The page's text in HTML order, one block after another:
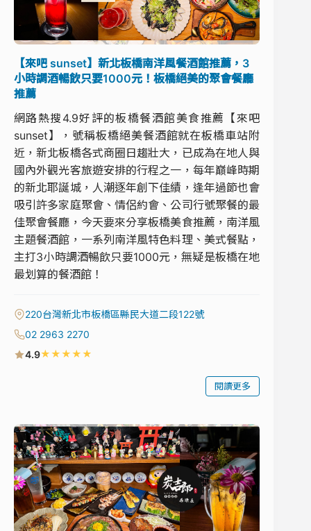
【來吧 sunset】新北板橋南洋風餐酒館推薦，3
小時調酒暢飲只要1000元！板橋絕美的聚會餐廳
推薦
網路熱搜4.9好評的板橋餐酒館美食推薦【來吧
sunset】，號稱板橋絕美餐酒館就在板橋車站附
近，新北板橋各式商圈日趨壯大，已成為在地人與
國內外觀光客旅遊安排的行程之一，每年巔峰時期
的新北耶誕城，人潮逐年創下佳績，逢年過節也會
吸引許多家庭聚會、情侶約會、公司行號聚餐的最
佳聚會餐廳，今天要來分享板橋美食推薦，南洋風
主題餐酒館，一系列南洋風特色料理、美式餐點，
主打3小時調酒暢飲只要1000元，無疑是板橋在地
最划算的餐酒館！
220台灣新北市板橋區縣民大道二段122號
02 2963 2270
4.9★★★★★
閱讀更多